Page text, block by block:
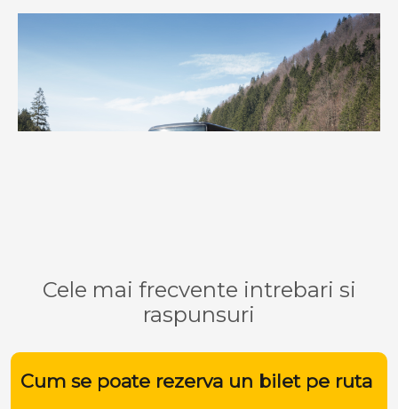
Cele mai frecvente intrebari si
raspunsuri
Cum se poate rezerva un bilet pe ruta